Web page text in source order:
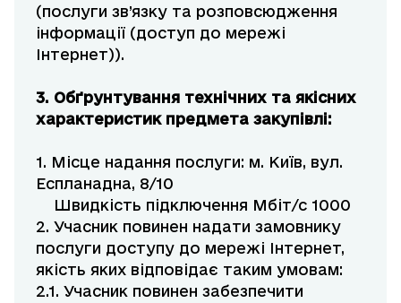
(послуги зв’язку та розповсюдження
інформації (доступ до мережі
Інтернет)).
3. Обґрунтування технічних та якісних
характеристик предмета закупівлі:
1. Місце надання послуги: м. Київ, вул.
Еспланадна, 8/10
Швидкість підключення Мбіт/с 1000
2. Учасник повинен надати замовнику
послуги доступу до мережі Інтернет,
якість яких відповідає таким умовам:
2.1. Учасник повинен забезпечити